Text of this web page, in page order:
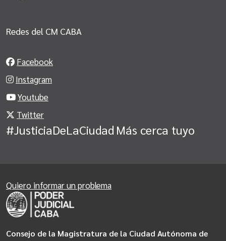
Redes del CM CABA
Facebook
Instagram
Youtube
Twitter
#JusticiaDeLaCiudad Más cerca tuyo
Consejo de la Magistratura de la Ciudad Autónoma de
Quiero informar un problema